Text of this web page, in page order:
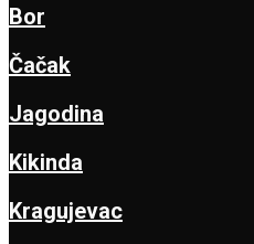
Bor
Čačak
Jagodina
Kikinda
Kragujevac